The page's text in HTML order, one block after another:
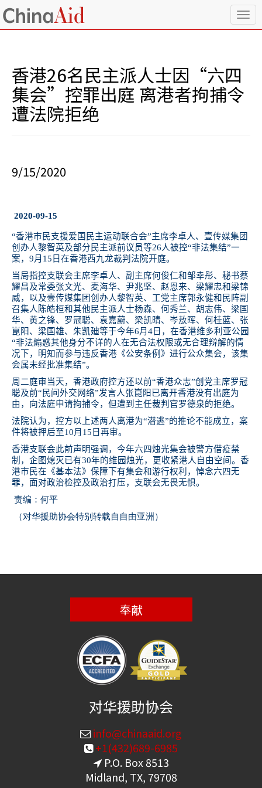
T
o
a
香港26名民主派人士因“六四
集会”控罪出庭 离港者拘捕令
遭法院拒绝
9/15/2020
2020-09-15
“香港市民支援爱国民主运动联合会”主席李卓人、壹传媒集团
创办人黎智英及部分民主派前议员等26人被控“非法集结”一
案， 9月 15 日在香港西九龙裁判法院开庭。
当局指控支联会主席李卓人、副主席何俊仁和邹幸彤、秘书蔡
耀昌及常委张文光、麦海华、尹兆坚、赵恩来、梁耀忠和梁锦
威，以及壹传媒集团创办人黎智英、工党主席郭永健和民阵副
召集人陈皓桓和其他民主派人士杨森、何秀兰、胡志伟、梁国
华、黄之锋、罗冠聪、袁嘉蔚、梁凯晴、岑敖晖、何桂蓝、张
崑阳、梁国雄、朱凯廸等于今年6月 4日，在香港维多利亚公园
“非法煽惑其他身分不详的人在无合法权限或无合理辩解的情
况下，明知而参与违反香港《公安条例》进行公众集会，该集
会属未经批准集结”。
周二庭审当天，香港政府控方还以前“香港众志”创党主席罗冠
聪及前“民间外交网络”发言人张崑阳已离开香港没有出庭为
由，向法庭申请拘捕令，但遭到主任裁判官罗德泉的拒绝。
法院认为，控方以上述两人离港为“潜逃”的推论不能成立，案
件将被押后至10月 15 日再审。
香港支联会此前声明强调，今年六四烛光集会被警方借疫禁
制，企图熄灭已有30年的维园烛光，更收紧港人自由空间。香
港市民在《基本法》保障下有集会和游行权利，悼念六四无
罪，面对政治检控及政治打压，支联会无畏无惧。
责编：何平
（对华援助协会特别转载自自由亚洲）
奉献
对华援助协会
info@chinaaid.org
+1(432)689-6985
P.O. Box 8513
Midland, TX, 79708